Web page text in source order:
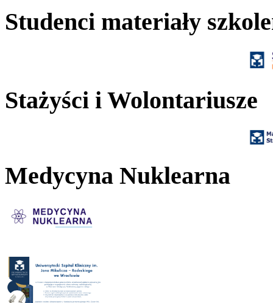
Studenci materiały
Stażyści i Wolontariusze
Medycyna Nuklearna